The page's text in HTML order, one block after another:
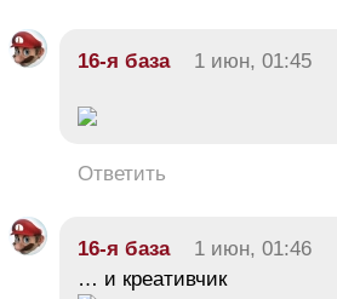
16-я база 1 июн, 01:45
Ответить
16-я база 1 июн, 01:46
… и креативчик